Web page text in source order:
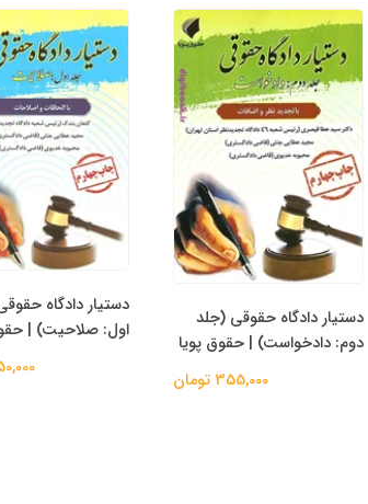
دستیار دادگاه حقوقی (جلد
دوم: دادخواست) | حقوق پویا
355,000 تومان
دستیار دادگاه
اول: صلاحیت) |